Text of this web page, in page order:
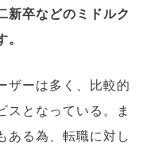
新卒などのミドルク
。
ザーは多く、比較的
スとなっている。ま
ある為、転職に対し